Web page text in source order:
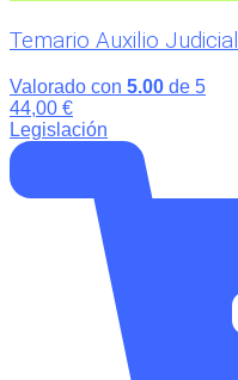
Temario Auxilio Judicial
Valorado con 5.00 de 5
44,00 €
Legislación